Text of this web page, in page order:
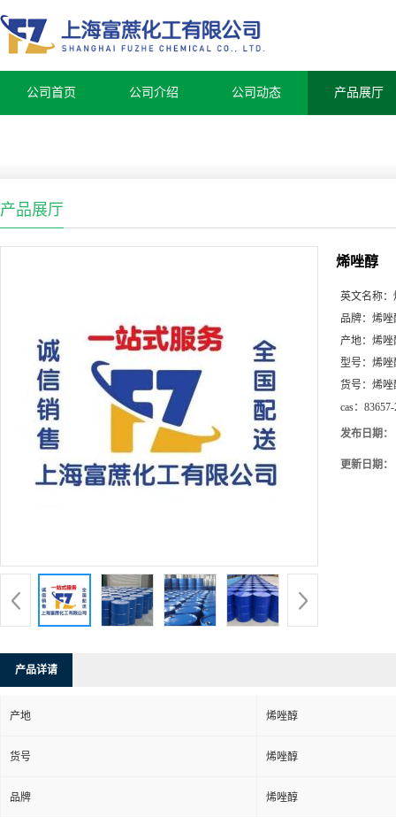
公司首页 公司介绍 公司动态 产品展厅
产品展厅
烯唑醇
英文名称：
品牌： 烯唑
产地： 烯唑
型号： 烯唑
货号： 烯唑
cas：
发布日期：
更新日期：
产品详请
产地 烯唑醇
货号 烯唑醇
品牌 烯唑醇